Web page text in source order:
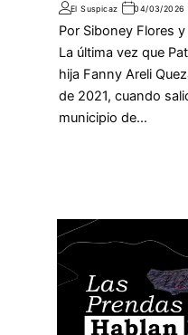
El Suspicaz 04/03/2026
Por Siboney Flores
La última vez que
hija Fanny Areli
de 2021, cuando
municipio de…